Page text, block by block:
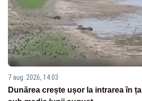
7 aug. 2026, 14:03
Dunărea crește ușor la intrarea în